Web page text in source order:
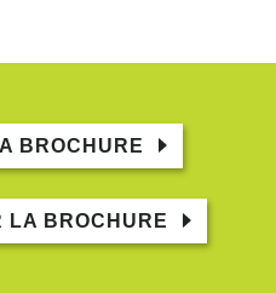
BROCHURE
LA BROCHURE